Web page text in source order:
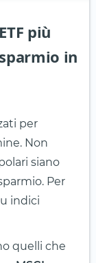
più
in
per
Non
siano
Per
indici
quelli che